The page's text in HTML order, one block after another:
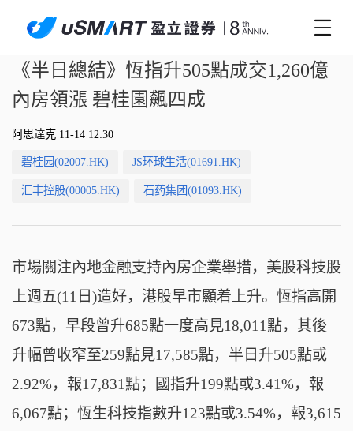
《半日總結》恆指升505點成交1,260億
內房領漲 碧桂園飆四成
阿思達克 11-14 12:30
碧桂园(02007.HK) JS环球生活(01691.HK)
汇丰控股(00005.HK) 石药集团(01093.HK)
市場關注內地金融支持內房企業舉措，美股科技股
上週五(11日)造好，港股早市顯着上升。恆指高開
673點，早段曾升685點一度高見18,011點，其後
升幅曾收窄至259點見17,585點，半日升505點或
2.92%，報17,831點；國指升199點或3.41%，報
6,067點；恆生科技指數升123點或3.54%，報3,615